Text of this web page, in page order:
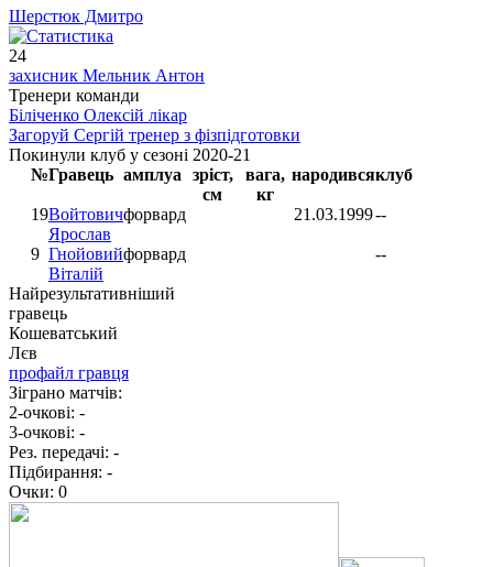
Шерстюк Дмитро
24
захисник Мельник Антон
Тренери команди
Біліченко Олексій лікар
Загоруй Сергій тренер з фізпідготовки
Покинули клуб у сезоні 2020-21
№Гравець амплуа
зріст,
см
вага,
кг
народивсяклуб
19Войтович
Ярослав
форвард 21.03.1999--
9 Гнойовий
Віталій
форвард --
Найрезультативніший
гравець
Кошеватський
Лєв
профайл гравця
Зіграно матчів:
2-очкові: -
3-очкові: -
Рез. передачі: -
Підбирання: -
Очки: 0